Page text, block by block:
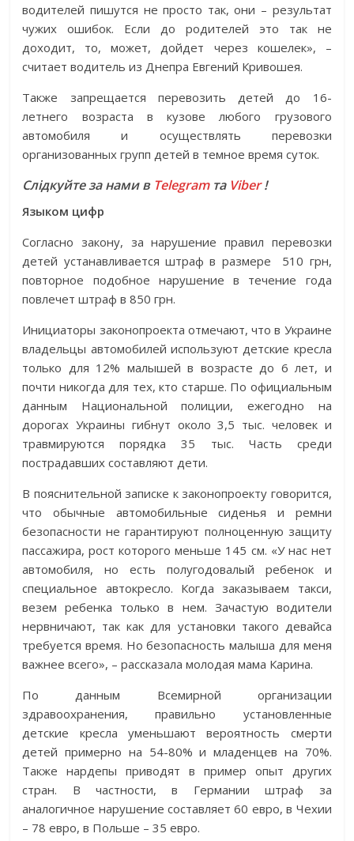
водителей пишутся не просто так, они – результат
чужих ошибок. Если до родителей это так не
доходит, то, может, дойдет через кошелек», –
считает водитель из Днепра Евгений Кривошея.
Также запрещается перевозить детей до 16-
летнего возраста в кузове любого грузового
автомобиля и осуществлять перевозки
организованных групп детей в темное время суток.
Слідкуйте за нами в Telegramта Viber!
Языком цифр
Согласно закону, за нарушение правил перевозки
детей устанавливается штраф в размере 510 грн,
повторное подобное нарушение в течение года
повлечет штраф в 850 грн.
Инициаторы законопроекта отмечают, что в Украине
владельцы автомобилей используют детские кресла
только для 12% малышей в возрасте до 6 лет, и
почти никогда для тех, кто старше. По официальным
данным Национальной полиции, ежегодно на
дорогах Украины гибнут около 3,5 тыс. человек и
травмируются порядка 35 тыс. Часть среди
пострадавших составляют дети.
В пояснительной записке к законопроекту говорится,
что обычные автомобильные сиденья и ремни
безопасности не гарантируют полноценную защиту
пассажира, рост которого меньше 145 см. «У нас нет
автомобиля, но есть полугодовалый ребенок и
специальное автокресло. Когда заказываем такси,
везем ребенка только в нем. Зачастую водители
нервничают, так как для установки такого девайса
требуется время. Но безопасность малыша для меня
важнее всего», – рассказала молодая мама Карина.
По данным Всемирной организации
здравоохранения, правильно установленные
детские кресла уменьшают вероятность смерти
детей примерно на 54-80% и младенцев на 70%.
Также нардепы приводят в пример опыт других
стран. В частности, в Германии штраф за
аналогичное нарушение составляет 60 евро, в Чехии
– 78 евро, в Польше – 35 евро.